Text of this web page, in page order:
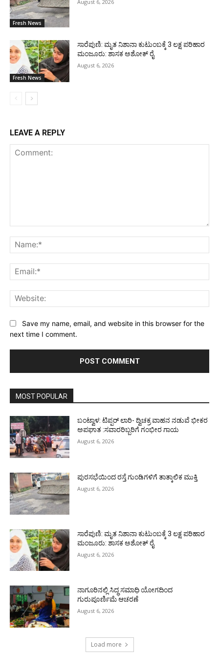
Fresh News
August 6, 2026
Fresh News
ಸಾರೆಪುಣಿ: ಮೃತ ನಿಶಾನಾ ಕುಟುಂಬಕ್ಕೆ 3 ಲಕ್ಷ ಪರಿಹಾರ
ಮಂಜೂರು: ಶಾಸಕ ಅಶೋಕ್ ರೈ
August 6, 2026
LEAVE A REPLY
Save my name, email, and website in this browser for the
next time I comment.
MOST POPULAR
ಬಂಟ್ವಾಳ: ಟಿಪ್ಪರ್ ಲಾರಿ- ದ್ವಿಚಕ್ರ ವಾಹನ ನಡುವೆ ಭೀಕರ
ಅಪಘಾತ :ಸವಾರರಿಬ್ಬರಿಗೆ ಗಂಭೀರ ಗಾಯ
August 6, 2026
ಪುರಸಭೆಯಿಂದ ರಸ್ತೆ ಗುಂಡಿಗಳಿಗೆ ತಾತ್ಕಾಲಿಕ ಮುಕ್ತಿ
August 6, 2026
ಸಾರೆಪುಣಿ: ಮೃತ ನಿಶಾನಾ ಕುಟುಂಬಕ್ಕೆ 3 ಲಕ್ಷ ಪರಿಹಾರ
ಮಂಜೂರು: ಶಾಸಕ ಅಶೋಕ್ ರೈ
August 6, 2026
ನಾಗೂರಿನಲ್ಲಿ ಸಿದ್ಧ ಸಮಾಧಿ ಯೋಗದಿಂದ
ಗುರುಪೂರ್ಣಿಮೆ ಆಚರಣೆ
August 6, 2026
Load more